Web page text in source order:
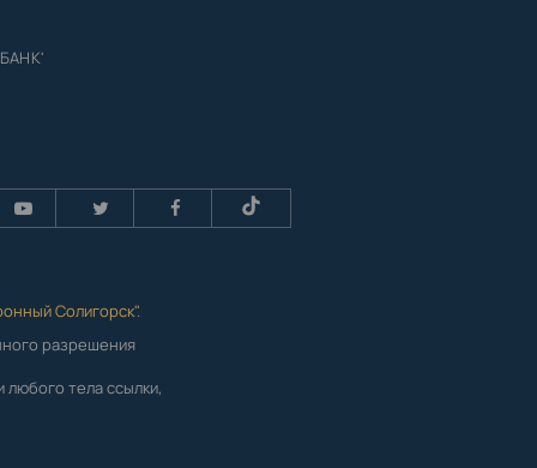
Солигорск".
разрешения
тела ссылки,